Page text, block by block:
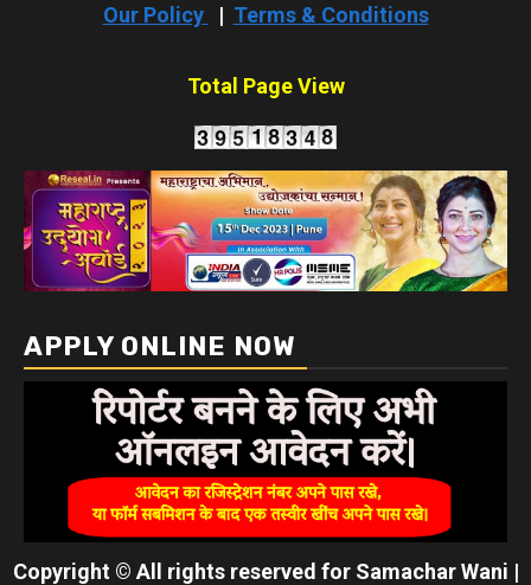
Our Policy
| Terms & Conditions
Total Page View
APPLY ONLINE NOW
Copyright © All rights reserved for Samachar Wani |